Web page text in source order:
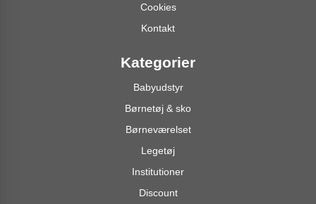
Cookies
Kontakt
Kategorier
Babyudstyr
Børnetøj & sko
Børneværelset
Legetøj
Institutioner
Discount